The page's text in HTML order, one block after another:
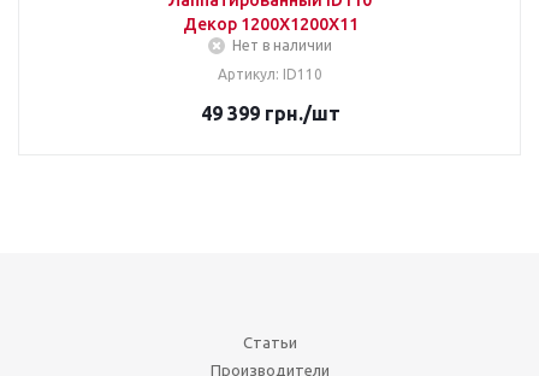
Декор 1200Х1200Х11
Нет в наличии
Артикул: ID110
49 399грн./шт
Статьи
Производители